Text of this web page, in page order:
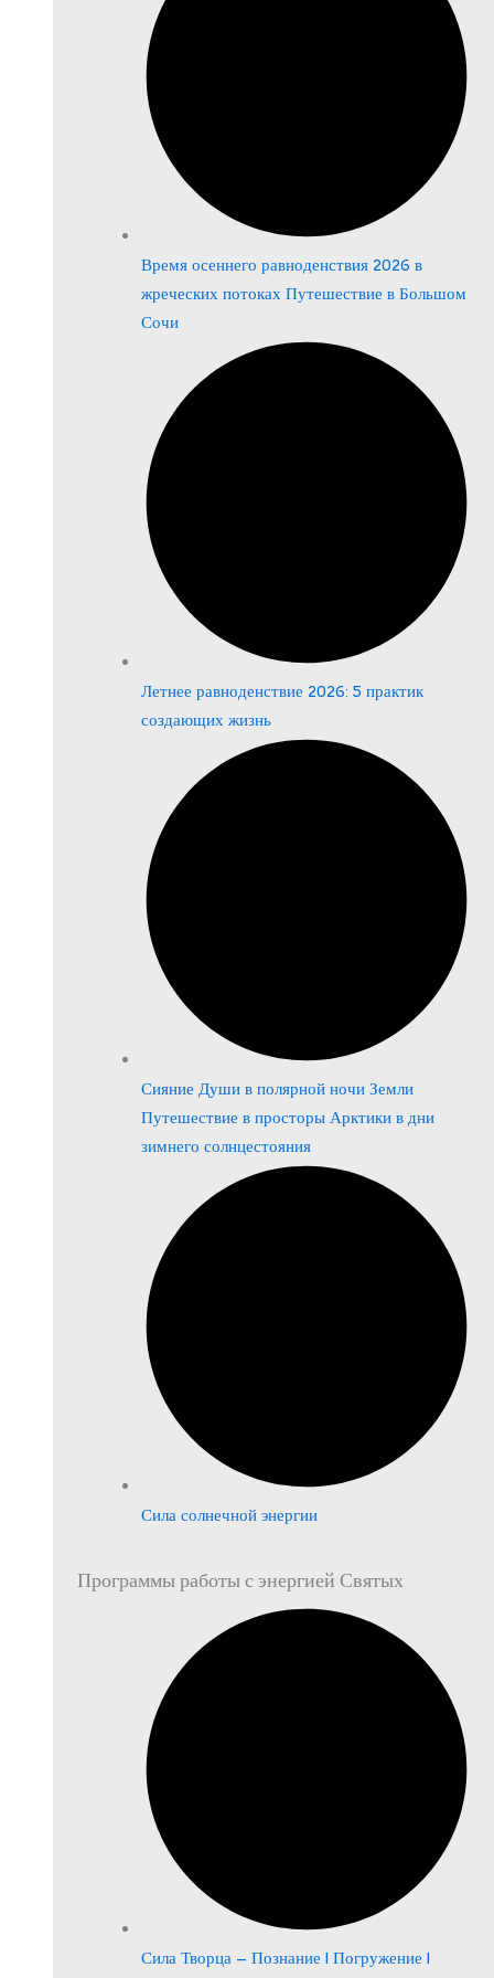
Время осеннего равноденствия 2026 в
жреческих потоках Путешествие в Большом
Сочи
Летнее равноденствие 2026: 5 практик
создающих жизнь
Сияние Души в полярной ночи Земли
Путешествие в просторы Арктики в дни
зимнего солнцестояния
Сила солнечной энергии
Программы работы с энергией Святых
Сила Творца – Познание | Погружение |